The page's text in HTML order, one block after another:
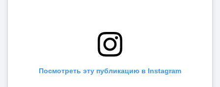
Посмотреть эту публикацию в Instagram